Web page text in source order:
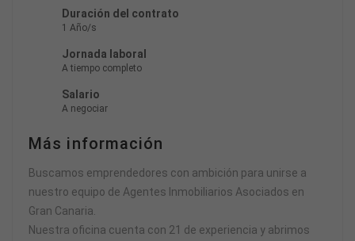
Duración del contrato
1 Año/s
Jornada laboral
A tiempo completo
Salario
A negociar
Más información
Buscamos emprendedores con ambición para unirse a
nuestro equipo de Agentes Inmobiliarios Asociados en
Gran Canaria.
Nuestra oficina cuenta con 21 de experiencia y abrimos